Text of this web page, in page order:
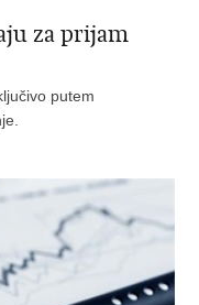
za prijam
putem